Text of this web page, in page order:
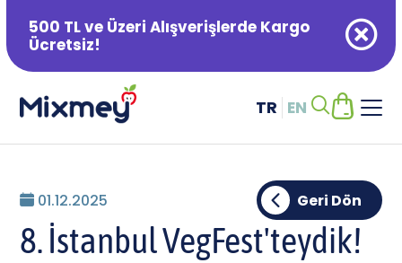
500 TL ve Üzeri Alışverişlerde Kargo
Ücretsiz!
TR EN
01.12.2025 Geri Dön
8. İstanbul VegFest'teydik!